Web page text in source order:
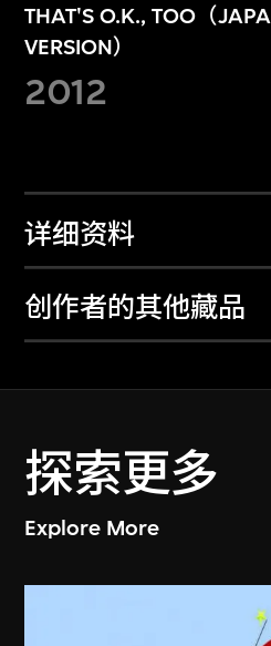
THAT'S O.K., TOO（
VERSION）
2012
详细资料
创作者的其他藏品
探索更多
Explore More